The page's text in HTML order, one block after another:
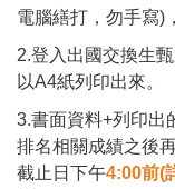
電腦繕打，勿手寫)
2.登入出國交換生
以A4紙列印出來。
3.書面資料+列印出
排名相關成績之後
截止日下午4:00前(